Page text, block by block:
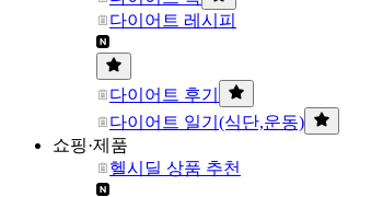
다이어트 레시피
다이어트 후기
다이어트 일기(식단,운동)
쇼핑·제품
헬시딜 상품 추천